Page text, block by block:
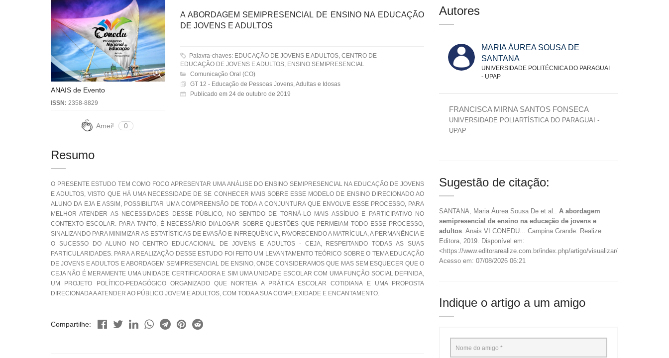
ANAIS de Evento
ISSN: 2358-8829
Amei! 0
A ABORDAGEM SEMIPRESENCIAL DE ENSINO NA EDUCAÇÃO
DE JOVENS E ADULTOS
Palavra-chaves: EDUCAÇÃO DE JOVENS E ADULTOS, CENTRO DE
EDUCAÇÃO DE JOVENS E ADULTOS, ENSINO SEMIPRESENCIAL
Comunicação Oral (CO)
GT 12 - Educação de Pessoas Jovens, Adultas e Idosas
Publicado em 24 de outubro de 2019
Resumo
O PRESENTE ESTUDO TEM COMO FOCO APRESENTAR UMA ANÁLISE DO ENSINO SEMIPRESENCIAL NA EDUCAÇÃO DE JOVENS
E ADULTOS, VISTO QUE HÁ UMA NECESSIDADE DE SE CONHECER MAIS SOBRE ESSE MODELO DE ENSINO DIRECIONADO AO
ALUNO DA EJA E ASSIM, POSSIBILITAR UMA COMPREENSÃO DE TODA A CONJUNTURA QUE ENVOLVE ESSE PROCESSO, PARA
MELHOR ATENDER AS NECESSIDADES DESSE PÚBLICO, NO SENTIDO DE TORNÁ-LO MAIS ASSÍDUO E PARTICIPATIVO NO
CONTEXTO ESCOLAR. PARA TANTO, É NECESSÁRIO DIALOGAR SOBRE QUESTÕES QUE PERMEIAM TODO ESSE PROCESSO,
SINALIZANDO PARA MINIMIZAR AS ESTATÍSTICAS DE EVASÃO E INFREQUÊNCIA, FAVORECENDO A MATRÍCULA, A PERMANÊNCIA E
O SUCESSO DO ALUNO NO CENTRO EDUCACIONAL DE JOVENS E ADULTOS - CEJA, RESPEITANDO TODAS AS SUAS
PARTICULARIDADES. PARA A REALIZAÇÃO DESSE ESTUDO FOI FEITO UM LEVANTAMENTO TEÓRICO SOBRE O TEMA EDUCAÇÃO
DE JOVENS E ADULTOS E ABORDAGEM SEMIPRESENCIAL DE ENSINO, ONDE CONSIDERAMOS QUE MAS SEM ESQUECER QUE O
CEJA NÃO É MERAMENTE UMA UNIDADE CERTIFICADORA E SIM UMA UNIDADE ESCOLAR COM UMA FUNÇÃO SOCIAL DEFINIDA,
UM PROJETO POLÍTICO-PEDAGÓGICO ORGANIZADO QUE NORTEIA A PRÁTICA ESCOLAR COTIDIANA E UMA PROPOSTA
DIRECIONADA A ATENDER AO PÚBLICO JOVEM E ADULTOS, COM TODA A SUA COMPLEXIDADE E ENCANTAMENTO.
Compartilhe:
Autores
MARIA ÁUREA SOUSA DE
SANTANA
UNIVERSIDADE POLITÉCNICA DO PARAGUAI
- UPAP
FRANCISCA MIRNA SANTOS FONSECA
UNIVERSIDADE POLIARTÍSTICA DO PARAGUAI -
UPAP
Sugestão de citação:
SANTANA, Maria Áurea Sousa De et al.. A abordagem
semipresencial de ensino na educação de jovens e
adultos. Anais VI CONEDU... Campina Grande: Realize
Editora, 2019. Disponível em:
<https://www.editorarealize.com.br/index.php/artigo/visualizar/57997>.
Acesso em: 07/08/2026 06:21
Indique o artigo a um amigo